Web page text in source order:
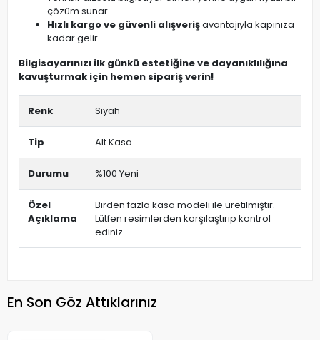
çözüm sunar.
Hızlı kargo ve güvenli alışverişavantajıyla kapınıza
kadar gelir.
Bilgisayarınızı ilk günkü estetiğine ve dayanıklılığına
kavuşturmak için hemen sipariş verin!
Renk Siyah
Tip Alt Kasa
Durumu %100 Yeni
Özel
Açıklama
Birden fazla kasa modeli ile üretilmiştir.
Lütfen resimlerden karşılaştırıp kontrol
ediniz.
En Son Göz Attıklarınız